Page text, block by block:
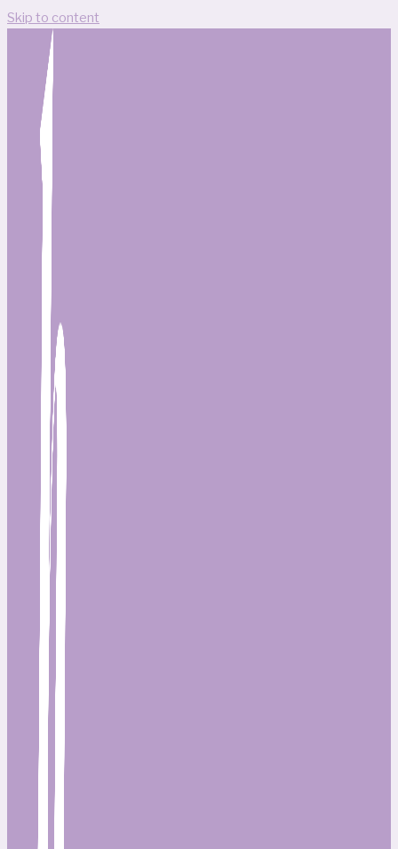
Skip to content